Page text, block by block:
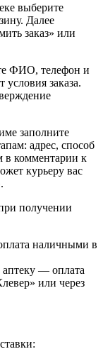
выберите
Далее
заказ» или
ФИО, телефон и
заказа.
заполните
адрес, способ
в комментарии к
курьеру вас
получении
наличными в
аптеку — оплата
или через